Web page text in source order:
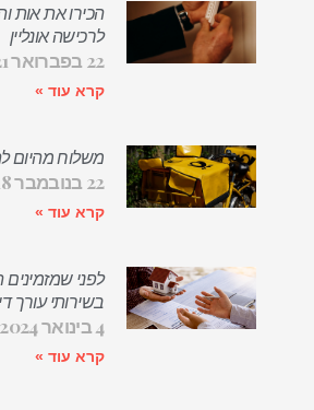
הכירו את אות
לרכישה אונליין
22 בפברואר 2021
קרא עוד »
משלוח מהיום
22 בנובמבר 2018
קרא עוד »
לפני
בשירותי עורך
4 בינואר 2024
קרא עוד »